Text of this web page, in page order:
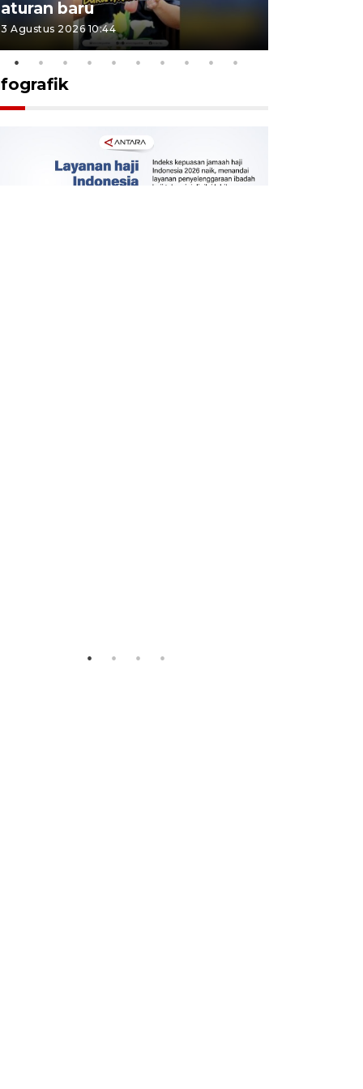
aturan baru
3 Agustus 2026 10:44